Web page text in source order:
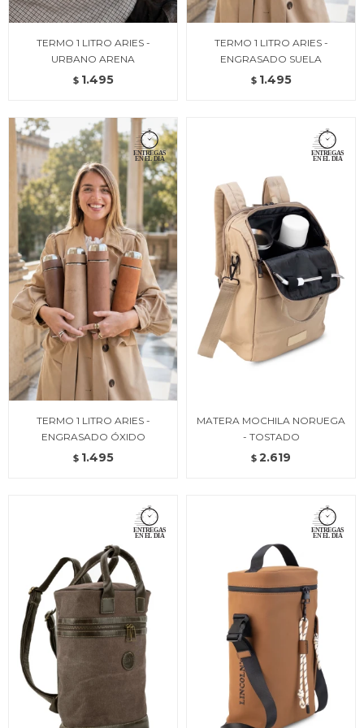
TERMO 1 LITRO ARIES -
URBANO ARENA
$ 1.495
TERMO 1 LITRO ARIES -
ENGRASADO SUELA
$ 1.495
TERMO 1 LITRO ARIES -
ENGRASADO ÓXIDO
$ 1.495
MATERA MOCHILA NORUEGA
- TOSTADO
$ 2.619